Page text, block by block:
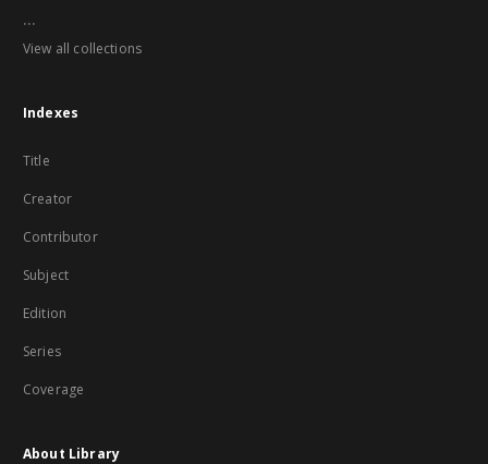
...
View all collections
Indexes
Title
Creator
Contributor
Subject
Edition
Series
Coverage
About Library